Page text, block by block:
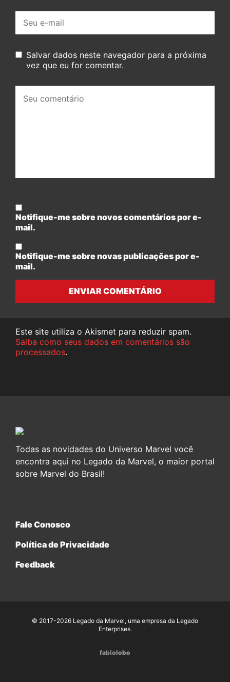
mail:
Salvar dados neste navegador para a próxima
vez que eu for comentar.
comentário:
Notifique-me sobre novos comentários por e-
mail.
Notifique-me sobre novas publicações por e-
mail.
ENVIAR COMENTÁRIO
Este site utiliza o Akismet para reduzir spam.
Saiba como seus dados em comentários são
processados.
Todas as novidades do Universo Marvel você
encontra aqui no Legado da Marvel, o maior portal
sobre Marvel do Brasil!
Fale Conosco
Política de Privacidade
Feedback
© 2017-2026 Legado da Marvel, uma empresa da Legado
Enterprises.
fabiolobo